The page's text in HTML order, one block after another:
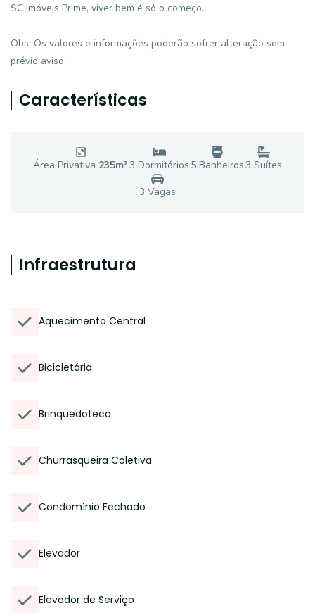
SC Imóveis Prime, viver bem é só o começo.
Obs: Os valores e informações poderão sofrer alteração sem
prévio aviso.
Características
Área Privativa 235m²3 Dormitórios 5 Banheiros3 Suítes
3 Vagas
Infraestrutura
Aquecimento Central
Bicicletário
Brinquedoteca
Churrasqueira Coletiva
Condomínio Fechado
Elevador
Elevador de Serviço